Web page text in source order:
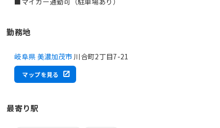
勤務地
岐阜県 美濃加茂市 川合町2丁目7-21
マップを見る
最寄り駅